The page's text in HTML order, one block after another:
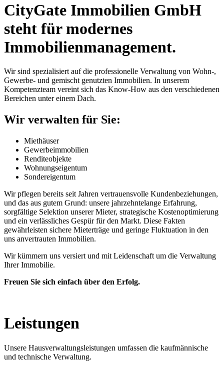
CityGate Immobilien GmbH
steht für modernes
Immobilienmanagement.
Wir sind spezialisiert auf die professionelle Verwaltung von Wohn-,
Gewerbe- und gemischt genutzten Immobilien. In unserem
Kompetenzteam vereint sich das Know-How aus den verschiedenen
Bereichen unter einem Dach.
Wir verwalten für Sie:
Miethäuser
Gewerbeimmobilien
Renditeobjekte
Wohnungseigentum
Sondereigentum
Wir pflegen bereits seit Jahren vertrauensvolle Kundenbeziehungen,
und das aus gutem Grund: unsere jahrzehntelange Erfahrung,
sorgfältige Selektion unserer Mieter, strategische Kostenoptimierung
und ein verlässliches Gespür für den Markt. Diese Fakten
gewährleisten sichere Mieterträge und geringe Fluktuation in den
uns anvertrauten Immobilien.
Wir kümmern uns versiert und mit Leidenschaft um die Verwaltung
Ihrer Immobilie.
Freuen Sie sich einfach über den Erfolg.
Leistungen
Unsere Hausverwaltungsleistungen umfassen die kaufmännische
und technische Verwaltung.